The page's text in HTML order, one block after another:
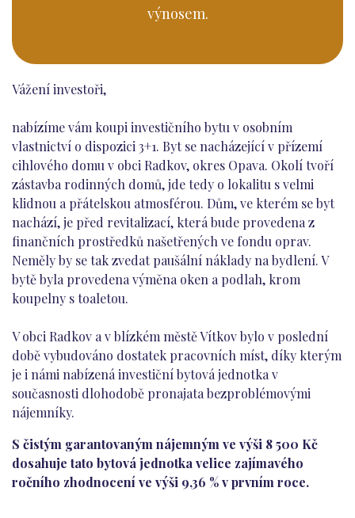
výnosem.
Vážení investoři,
nabízíme vám koupi investičního bytu v osobním
vlastnictví o dispozici 3+1. Byt se nacházející v přízemí
cihlového domu v obci Radkov, okres Opava. Okolí tvoří
zástavba rodinných domů, jde tedy o lokalitu s velmi
klidnou a přátelskou atmosférou. Dům, ve kterém se byt
nachází, je před revitalizací, která bude provedena z
finančních prostředků našetřených ve fondu oprav.
Neměly by se tak zvedat paušální náklady na bydlení. V
bytě byla provedena výměna oken a podlah, krom
koupelny s toaletou.
V obci Radkov a v blízkém městě Vítkov bylo v poslední
době vybudováno dostatek pracovních míst, díky kterým
je i námi nabízená investiční bytová jednotka v
současnosti dlohodobě pronajata bezproblémovými
nájemníky.
S čistým garantovaným nájemným ve výši 8 500 Kč
dosahuje tato bytová jednotka velice zajímavého
ročního zhodnocení ve výši 9,36 % v prvním roce.